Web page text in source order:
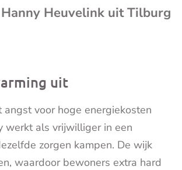
Hanny Heuvelink uit Tilburg
uit
voor hoge energiekosten
werkt als vrijwilliger in een
zorgen kampen. De wijk
waardoor bewoners extra hard